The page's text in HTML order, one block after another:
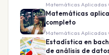
Matemáticas Aplicadas
Matemáticas
completo
Matemáticas Aplicadas
Estadística en
de análisis de